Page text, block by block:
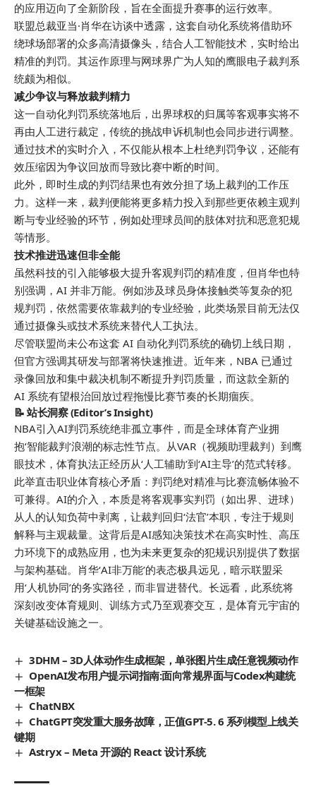
的应用迈向了全新阶段，旨在全面提升赛事的运行效率。
联盟总裁亚当·肖华在访谈中透露，这套自动化系统将借助环
绕球场部署的众多高清摄像头，结合人工智能技术，实时给出
精准的判罚。其运作原理与网球界广为人知的鹰眼电子裁判系
统颇为相似。
减少争议与释放裁判精力
这一自动化判罚系统落地后，出界球权的归属等客观事实将不
再由人工进行裁定，传统的挑战申诉机制也会同步进行调整。
通过技术的实时介入，不仅能从根本上杜绝判罚争议，还能有
效压缩因为争议回放而导致比赛中断的时间。
此外，即时生成的判罚结果也有效分担了场上裁判的工作压
力。这样一来，裁判便能将更多精力投入到那些更依赖主观判
断与专业经验的环节，例如处理球员间的肢体对抗和恶意犯规
等情形。
技术推进迅速但非全能
虽然科技的引入能够极大提升客观判罚的精准度，但肖华也特
别强调，AI 并非万能。例如涉及球员身体接触类等复杂的犯
规判罚，依然需要依靠裁判的专业经验，此类场景目前无法仅
通过摄像头或技术系统来替代人工执法。
尽管联盟尚未公布这套 AI 自动化判罚系统的确切上线日期，
但官方强调其研发与部署将快速推进。近年来，NBA 已通过
录像回放和集中裁决机制不断提升判罚质量，而这款全新的
AI 系统有望根治回放过程拖慢比赛节奏的长期痼疾。
📝 站长洞察 (Editor’s Insight)
NBA引入AI判罚系统绝非孤立事件，而是全球体育产业拥
抱‘智能裁判’浪潮的标志性节点。从VAR（视频助理裁判）到鹰
眼技术，体育执法正经历从‘人工辅助’到‘AI主导’的范式转移。
此举直击职业体育核心矛盾：判罚绝对精准与比赛流畅体验不
可兼得。AI的介入，本质是将客观事实判罚（如出界、进球）
从人的认知负荷中剥离，让裁判回归‘法官’本职，专注于规则
解释与主观裁量。这背后是AI感知决策技术在高实时性、高压
力环境下的成熟应用，也为未来更复杂的犯规识别提供了数据
与架构基础。肖华‘AI非万能’的表态极具远见，暗示联盟采
用‘人机协同’的务实路径，而非冒进替代。长远看，此系统将
深刻改变体育规则、训练方式乃至观赛交互，是体育元宇宙的
关键基础设施之一。
3DHM – 3D人体动作生成框架，单张图片生成任意视频动作
OpenAI发布用户提示词指南:面向常规界面与Codex构建统
一框架
ChatNBX
ChatGPT突发重大服务故障，正值GPT-5. 6 系列模型上线关
键期
Astryx – Meta 开源的 React 设计系统